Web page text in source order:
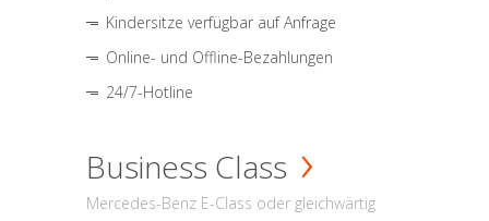
Kindersitze verfügbar auf Anfrage
Online- und Offline-Bezahlungen
24/7-Hotline
Business Class
Mercedes-Benz E-Class oder gleichwärtig